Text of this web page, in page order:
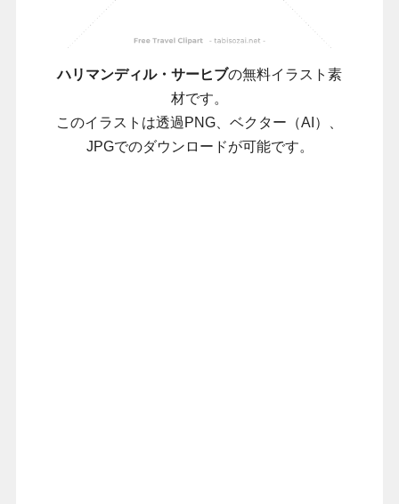
ハリマンディル・サーヒブの無料イラスト素
材です。
このイラストは透過PNG、ベクター（AI）、
JPGでのダウンロードが可能です。